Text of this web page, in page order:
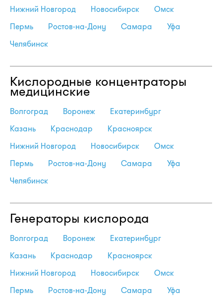
Нижний Новгород
Новосибирск
Омск
Пермь
Ростов-на-Дону Самара
Уфа
Челябинск
Кислородные концентраторы
медицинские
Волгоград Воронеж
Екатеринбург
Казань
Краснодар
Красноярск
Нижний Новгород
Новосибирск
Омск
Пермь
Ростов-на-Дону Самара
Уфа
Челябинск
Генераторы кислорода
Волгоград Воронеж
Екатеринбург
Казань
Краснодар
Красноярск
Нижний Новгород
Новосибирск
Омск
Пермь
Ростов-на-Дону Самара
Уфа